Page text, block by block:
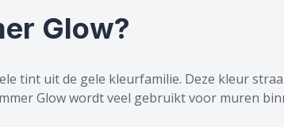
Glow?
tint uit de gele kleurfamilie. Deze kleur
Glow wordt veel gebruikt voor muren